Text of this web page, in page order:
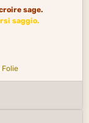
sage.
saggio.
Folie